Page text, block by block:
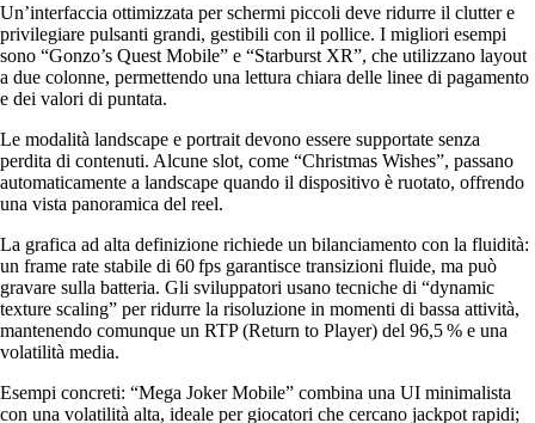
Un’interfaccia ottimizzata per schermi piccoli deve ridurre il clutter e
privilegiare pulsanti grandi, gestibili con il pollice. I migliori esempi
sono “Gonzo’s Quest Mobile” e “Starburst XR”, che utilizzano layout
a due colonne, permettendo una lettura chiara delle linee di pagamento
e dei valori di puntata.
Le modalità landscape e portrait devono essere supportate senza
perdita di contenuti. Alcune slot, come “Christmas Wishes”, passano
automaticamente a landscape quando il dispositivo è ruotato, offrendo
una vista panoramica del reel.
La grafica ad alta definizione richiede un bilanciamento con la fluidità:
un frame rate stabile di 60 fps garantisce transizioni fluide, ma può
gravare sulla batteria. Gli sviluppatori usano tecniche di “dynamic
texture scaling” per ridurre la risoluzione in momenti di bassa attività,
mantenendo comunque un RTP (Return to Player) del 96,5 % e una
volatilità media.
Esempi concreti: “Mega Joker Mobile” combina una UI minimalista
con una volatilità alta, ideale per giocatori che cercano jackpot rapidi;